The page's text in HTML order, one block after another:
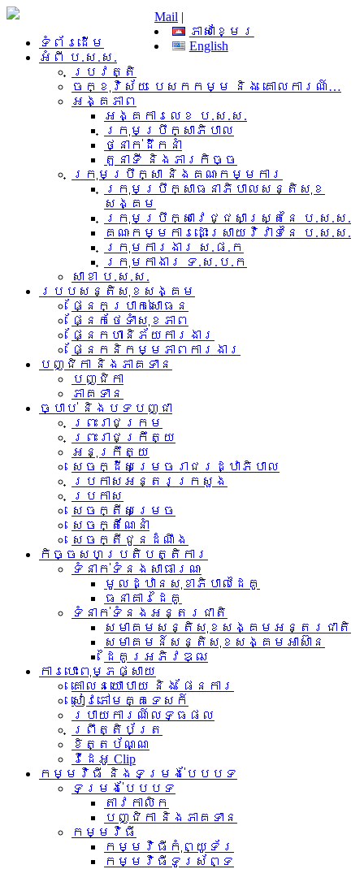
Mail |
ភាសាខ្មែរ
English
ទំព័រដើម
អំពី​ ប.ស.ស.
ប្រវត្តិ
ចក្ខុវិស័យ បេសកកម្ម និង គោលការណ៍…
អង្គភាព
អង្គការលេខ ប.ស.ស.
ក្រុមប្រឹក្សាភិបាល
ថ្នាក់ដឹកនាំ
តួនាទី និងភារកិច្ច
ក្រុមប្រឹក្សា និងគណៈកម្មការ
ក្រុមប្រឹក្សាធនាភិបាលសន្តិសុខ
សង្គម
ក្រុមប្រឹក្សាវេជ្ជសាស្រ្តនៃ ប.ស.ស.
គណៈកម្មការដោះស្រាយវិវាទនៃ ប.ស.ស.
ក្រុមការងារ​ ស.ផ.ក
ក្រុមកាងារ ទ.ស.ប.ក
សាខា ប.ស.ស.
របបសន្តិសុខសង្គម
ផ្នែកប្រាក់សោធន
ផ្នែកថែទាំសុខភាព
ផ្នែកហានិភ័យការងារ
ផ្នែកនិកម្មភាពការងារ
បញ្ជិកា និងភាគទាន
បញ្ជិកា
ភាគទាន
ច្បាប់ និងបទបញ្ជា
ព្រះរាជក្រម
ព្រះរាជក្រឹត្យ
អនុក្រឹត្យ
សេចក្ដីសម្រេចរាជរដ្ឋាភិបាល
ប្រកាសអន្តរក្រសួង
ប្រកាស
សេចក្តីសម្រេច
សេចក្តីណែនាំ
សេចក្តីជូនដំណឹង
កិច្ចសហប្រតិបត្តិការ
ទំនាក់ទំនង​សាធារណៈ
មូលដ្ឋានសុខាភិបាលដៃគូ
ធនាគារដៃគូ
ទំនាក់​ទំនង​អន្តរ​ជាតិ
សមាគមសន្តិសុខសង្គមអន្តរជាតិ
សមាគមន៍សន្តិសុខសង្គមអាស៊ាន​
ដៃគូរអភិវឌ្ឍ
ការបោះពុម្ភផ្សាយ
គោលនយោបាយ និង ផែនការ
សៀវភៅមគ្គទេសក៍
របាយការណ៍លទ្ធផល
ព្រឹត្តិប័ត្រ
ខិត្តប័ណ្ណ
វីដេអូ Clip
កម្មវិធី និងទម្រង់បែបបទ
ទម្រង់បែបបទ
តាវកាលិក
បញ្ជិកា និងភាគទាន
កម្មវិធី
កម្មវិធីកុំព្យូទ័រ
កម្មវិធីទូរស័ព្ទ